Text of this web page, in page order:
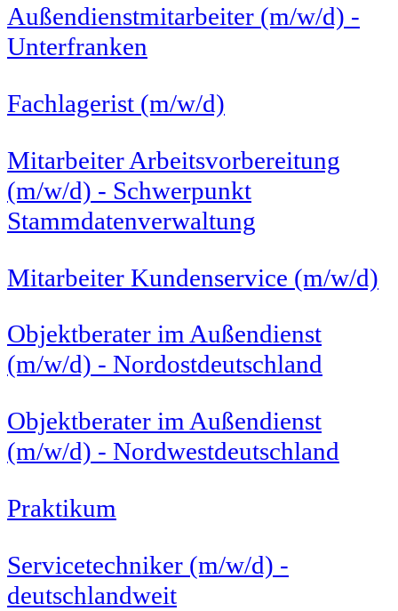
Außendienstmitarbeiter (m/w/d) -
Unterfranken
Fachlagerist (m/w/d)
Mitarbeiter Arbeitsvorbereitung
(m/w/d) - Schwerpunkt
Stammdatenverwaltung
Mitarbeiter Kundenservice (m/w/d)
Objektberater im Außendienst
(m/w/d) - Nordostdeutschland
Objektberater im Außendienst
(m/w/d) - Nordwestdeutschland
Praktikum
Servicetechniker (m/w/d) -
deutschlandweit